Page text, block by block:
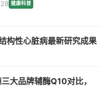
健康科普
构性心脏病最新研究成果
大品牌辅酶Q10对比，